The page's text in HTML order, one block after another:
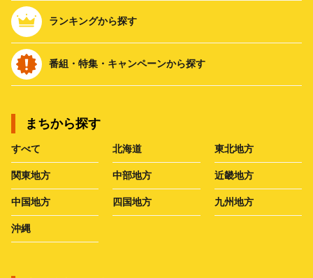
ランキングから探す
番組・特集・キャンペーンから探す
まちから探す
すべて 北海道 東北地方
関東地方 中部地方 近畿地方
中国地方 四国地方 九州地方
沖縄